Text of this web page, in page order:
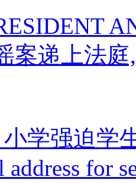
案递上法庭
学强迫学
address for